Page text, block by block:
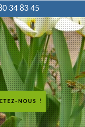
34 83 45
NOUS !